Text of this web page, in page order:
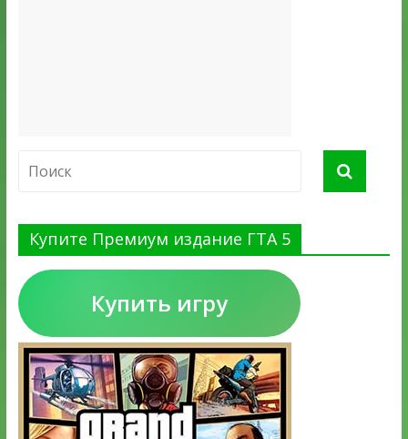
Купите Премиум издание ГТА 5
Купить игру